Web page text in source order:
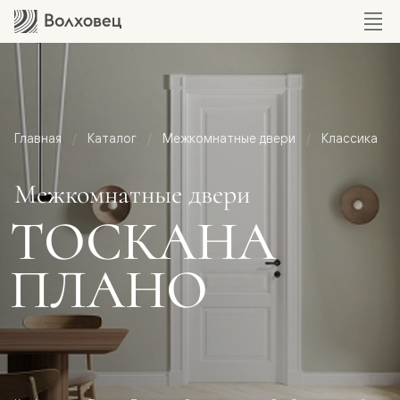
Главная Каталог Межкомнатные двери Классика
Межкомнатные двери
ТОСКАНА
ПЛАНО